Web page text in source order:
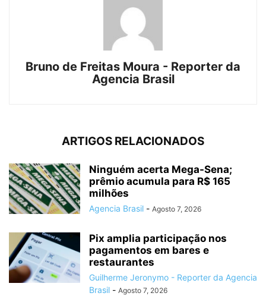
Bruno de Freitas Moura - Reporter da
Agencia Brasil
ARTIGOS RELACIONADOS
Ninguém acerta Mega-Sena;
prêmio acumula para R$ 165
milhões
Agencia Brasil - Agosto 7, 2026
Pix amplia participação nos
pagamentos em bares e
restaurantes
Guilherme Jeronymo - Reporter da Agencia
Brasil - Agosto 7, 2026